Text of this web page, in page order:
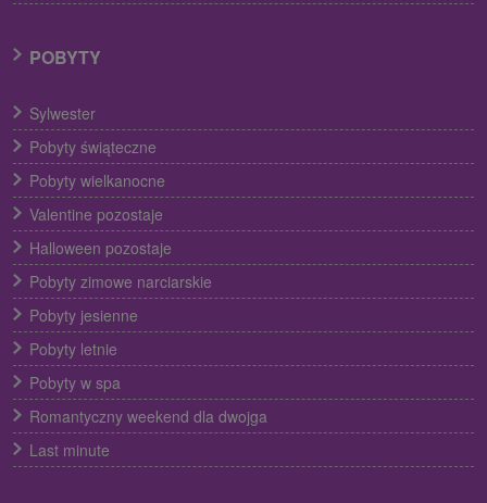
POBYTY
Sylwester
Pobyty świąteczne
Pobyty wielkanocne
Valentine pozostaje
Halloween pozostaje
Pobyty zimowe narciarskie
Pobyty jesienne
Pobyty letnie
Pobyty w spa
Romantyczny weekend dla dwojga
Last minute